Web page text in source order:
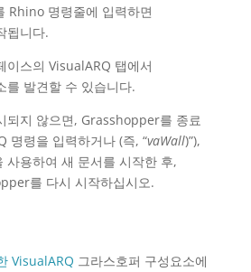
Rhino 명령줄에 입력하면
됩니다.
스의 VisualARQ 탭에서
를 발견할 수 있습니다.
되지 않으면, Grasshopper를 종료
명령을 입력하거나 (즉, “vaWall)”),
사용하여 새 문서를 시작한 후,
를 다시 시작하십시오.
VisualARQ 그라스호퍼 구성요소에